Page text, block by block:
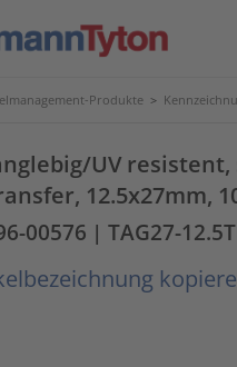
Produkte >
UV resistent,
12.5x27mm,
00576 | TAG27-